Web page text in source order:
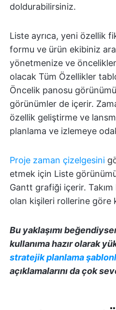
doldurabilirsiniz.
Liste ayrıca, yeni özellik
formu ve ürün ekibiniz
yönetmenize ve
olacak Tüm Özellikler
Öncelik panosu
görünümler de içerir.
özellik geliştirme ve
planlama ve izlemeye
Proje zaman çizelgesini
etmek için Liste
Gantt grafiği içerir.
olan kişileri rollerine göre
Bu yaklaşımı
kullanıma hazır olarak
stratejik planlama
açıklamalarını da çok